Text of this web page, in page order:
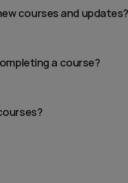
courses and updates?
a course?